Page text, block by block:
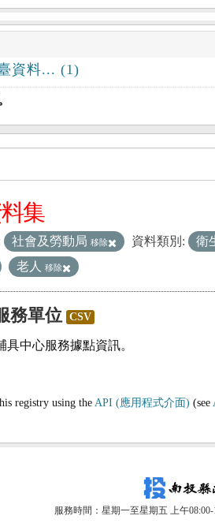
資料... (1)
集
社會及勞動局 移除 資料類別:
衛
老人 移除
務單位 CSV
中心服務據點資訊。
registry using the API (應用程式介面) (see
服務時間：星期一至星期五 上午